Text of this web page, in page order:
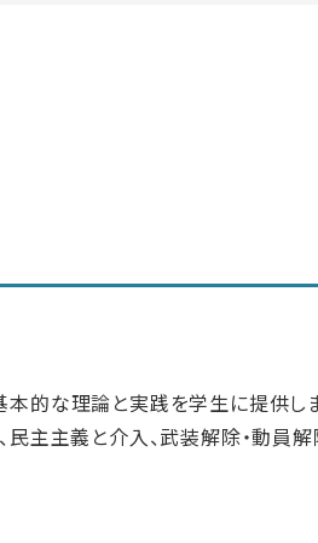
的な理論と実践を学生に提供しま
主主義と介入、武装解除・動員解